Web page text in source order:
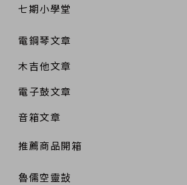
七期小學堂
電鋼琴文章
木吉他文章
電子鼓文章
音箱文章
推薦商品開箱
魯儒空靈鼔